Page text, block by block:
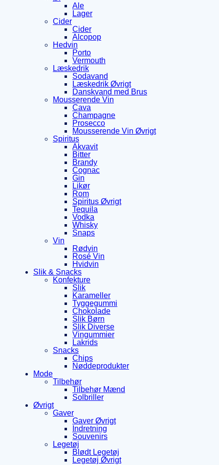
Ale
Lager
Cider
Cider
Alcopop
Hedvin
Porto
Vermouth
Læskedrik
Sodavand
Læskedrik Øvrigt
Danskvand med Brus
Mousserende Vin
Cava
Champagne
Prosecco
Mousserende Vin Øvrigt
Spiritus
Akvavit
Bitter
Brandy
Cognac
Gin
Likør
Rom
Spiritus Øvrigt
Tequila
Vodka
Whisky
Snaps
Vin
Rødvin
Rosé Vin
Hvidvin
Slik & Snacks
Konfekture
Slik
Karameller
Tyggegummi
Chokolade
Slik Børn
Slik Diverse
Vingummier
Lakrids
Snacks
Chips
Nøddeprodukter
Mode
Tilbehør
Tilbehør Mænd
Solbriller
Øvrigt
Gaver
Gaver Øvrigt
Indretning
Souvenirs
Legetøj
Blødt Legetøj
Legetøj Øvrigt